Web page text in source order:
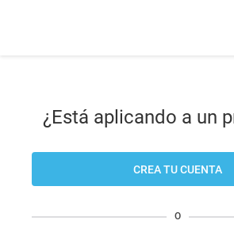
¿Está aplicando a un
CREA TU CUENTA
O